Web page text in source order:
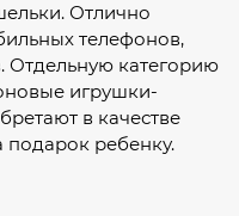
Отлично
телефонов,
Отдельную категорию
игрушки-
в качестве
ребенку.